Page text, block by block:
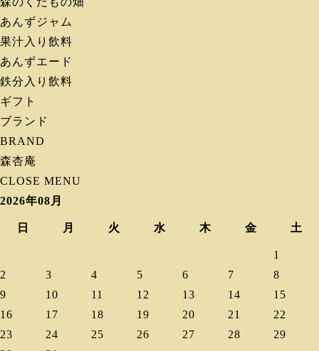
あんずジャム
果汁入り飲料
あんずエード
鉄分入り飲料
ギフト
ブランド
BRAND
森杏庵
CLOSE MENU
2026年08月
日 月 火 水 木 金 土
1
2
3 4 5 6 7
8
9
10 11 12 13 14
15
16
17 18 19 20 21
22
23
24 25 26 27 28
29